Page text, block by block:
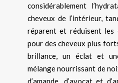
considérablement
cheveux de l’intérieur,
réparent et réduisent les
pour des cheveux plus
brillance, un éclat et
mélange nourrissant de
d’amande, d’avocat et